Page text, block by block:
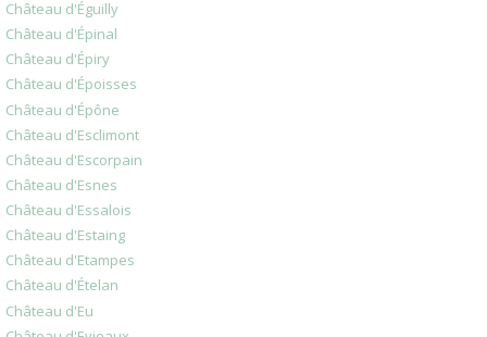
Château d'Éguilly
Château d'Épinal
Château d'Épiry
Château d'Époisses
Château d'Épône
Château d'Esclimont
Château d'Escorpain
Château d'Esnes
Château d'Essalois
Château d'Estaing
Château d'Etampes
Château d'Ételan
Château d'Eu